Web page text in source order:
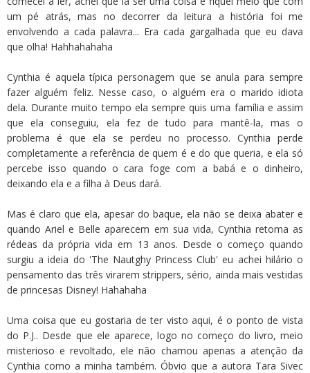
um pé atrás, mas no decorrer da leitura a história foi me
envolvendo a cada palavra... Era cada gargalhada que eu dava
que olha! Hahhahahaha
Cynthia é aquela típica personagem que se anula para sempre
fazer alguém feliz. Nesse caso, o alguém era o marido idiota
dela. Durante muito tempo ela sempre quis uma família e assim
que ela conseguiu, ela fez de tudo para mantê-la, mas o
problema é que ela se perdeu no processo. Cynthia perde
completamente a referência de quem é e do que queria, e ela só
percebe isso quando o cara foge com a babá e o dinheiro,
deixando ela e a filha à Deus dará.
Mas é claro que ela, apesar do baque, ela não se deixa abater e
quando Ariel e Belle aparecem em sua vida, Cynthia retoma as
rédeas da própria vida em 13 anos. Desde o começo quando
surgiu a ideia do 'The Nautghy Princess Club' eu achei hilário o
pensamento das três virarem strippers, sério, ainda mais vestidas
de princesas Disney! Hahahaha
Uma coisa que eu gostaria de ter visto aqui, é o ponto de vista
do P.J.. Desde que ele aparece, logo no começo do livro, meio
misterioso e revoltado, ele não chamou apenas a atenção da
Cynthia como a minha também. Óbvio que a autora Tara Sivec